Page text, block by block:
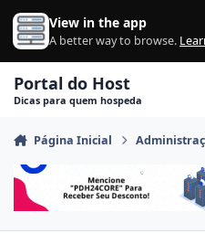
Ir para conteúdo
View in the app
A better way to browse.
Portal do Host
Dicas para quem hospeda
Página Inicial